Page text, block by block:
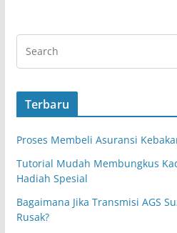
Terbaru
Proses Membeli Asuransi
Tutorial Mudah Membungkus
Hadiah Spesial
Bagaimana Jika Transmisi AGS
Rusak?